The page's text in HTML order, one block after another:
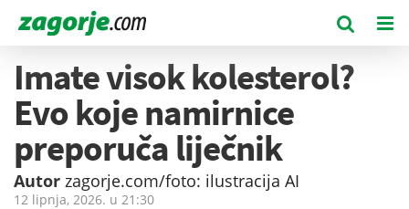
Imate visok kolesterol?
Evo koje namirnice
preporuča liječnik
Autor zagorje.com/foto: ilustracija AI
12 lipnja, 2026. u 21:30